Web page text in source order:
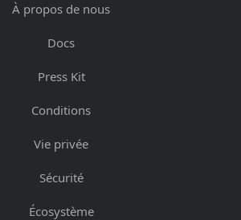
À propos de nous
Docs
Press Kit
Conditions
Vie privée
Sécurité
Écosystème